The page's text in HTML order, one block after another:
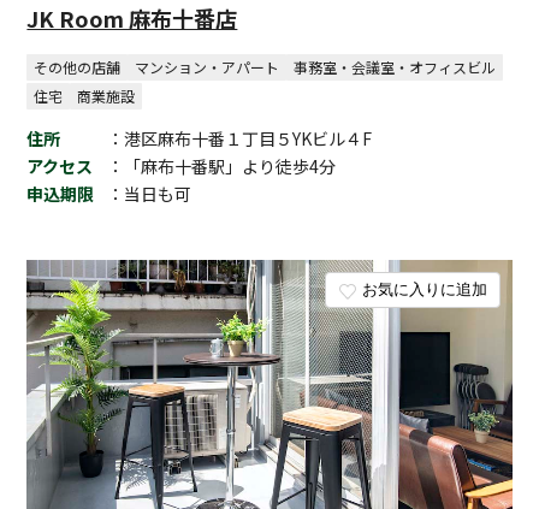
お気に入りに追加
JK Room 麻布十番店
その他の店舗 マンション・アパート
事務室・会議室・オフィスビル
住宅
商業施設
住所
：港区麻布十番１丁目５YKビル４F
アクセス
：「麻布十番駅」より徒歩4分
申込期限
：当日も可